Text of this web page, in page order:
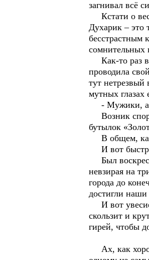
загнивал всё
Кстати о
Духарик – это
бесстрастным
сомнительных
Как-то раз в
проводила
тут нетрезвый
мутных глазах
- Мужики, а
Возник спор,
бутылок
В общем, как
И вот
Был
невзирая на
города до
достигли наши
И вот
скользит и
гирей, чтобы
Ах, как